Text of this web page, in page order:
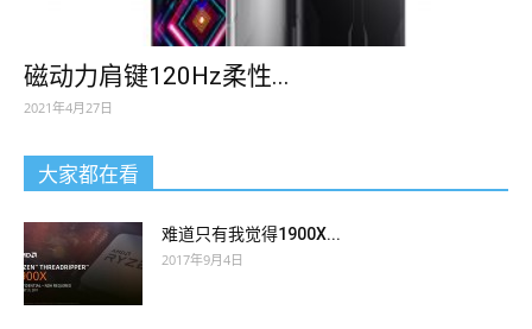
磁动力肩键120Hz柔性...
2021年4月27日
大家都在看
难道只有我觉得1900X...
2017年9月4日